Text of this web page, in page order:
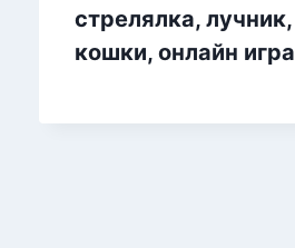
стрелялка, лучник,
кошки, онлайн игра